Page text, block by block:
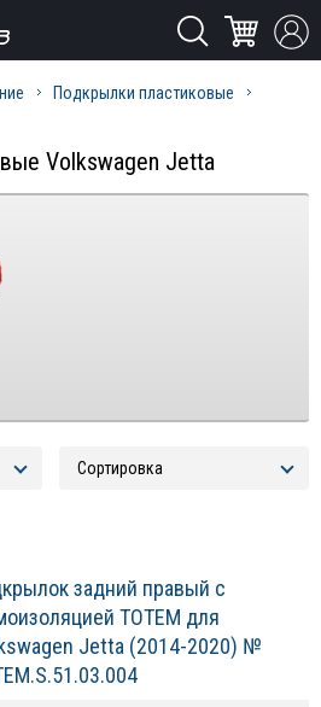
Подкрылки пластиковые
Volkswagen Jetta
задний правый с
TOTEM для
Jetta (2014-2020) №